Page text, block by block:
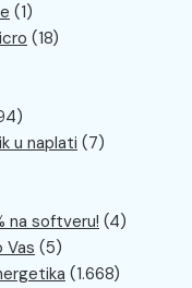
(1)
(18)
u naplati (7)
na softveru! (4)
Vas (5)
(1.668)